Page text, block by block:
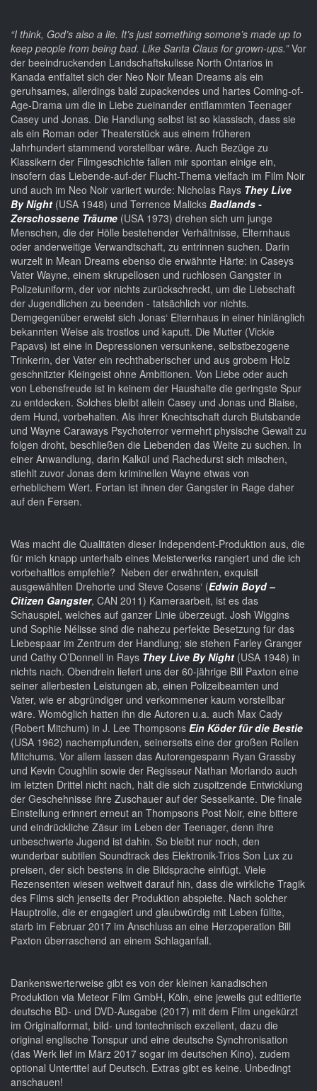
“I think, God’s also a lie. It’s just something somone’s made up to
keep people from being bad. Like Santa Claus for grown-ups.”Vor
der beeindruckenden Landschaftskulisse North Ontarios in
Kanada entfaltet sich der Neo Noir Mean Dreams als ein
geruhsames, allerdings bald zupackendes und hartes Coming-of-
Age-Drama um die in Liebe zueinander entflammten Teenager
Casey und Jonas. Die Handlung selbst ist so klassisch, dass sie
als ein Roman oder Theaterstück aus einem früheren
Jahrhundert stammend vorstellbar wäre. Auch Bezüge zu
Klassikern der Filmgeschichte fallen mir spontan einige ein,
insofern das Liebende-auf-der Flucht-Thema vielfach im Film Noir
und auch im Neo Noir variiert wurde: Nicholas Rays They Live
By Night (USA 1948) und Terrence Malicks Badlands -
Zerschossene Träume (USA 1973) drehen sich um junge
Menschen, die der Hölle bestehender Verhältnisse, Elternhaus
oder anderweitige Verwandtschaft, zu entrinnen suchen. Darin
wurzelt in Mean Dreams ebenso die erwähnte Härte: in Caseys
Vater Wayne, einem skrupellosen und ruchlosen Gangster in
Polizeiuniform, der vor nichts zurückschreckt, um die Liebschaft
der Jugendlichen zu beenden - tatsächlich vor nichts.
Demgegenüber erweist sich Jonas‘ Elternhaus in einer hinlänglich
bekannten Weise als trostlos und kaputt. Die Mutter (Vickie
Papavs) ist eine in Depressionen versunkene, selbstbezogene
Trinkerin, der Vater ein rechthaberischer und aus grobem Holz
geschnitzter Kleingeist ohne Ambitionen. Von Liebe oder auch
von Lebensfreude ist in keinem der Haushalte die geringste Spur
zu entdecken. Solches bleibt allein Casey und Jonas und Blaise,
dem Hund, vorbehalten. Als ihrer Knechtschaft durch Blutsbande
und Wayne Caraways Psychoterror vermehrt physische Gewalt zu
folgen droht, beschließen die Liebenden das Weite zu suchen. In
einer Anwandlung, darin Kalkül und Rachedurst sich mischen,
stiehlt zuvor Jonas dem kriminellen Wayne etwas von
erheblichem Wert. Fortan ist ihnen der Gangster in Rage daher
auf den Fersen.
Was macht die Qualitäten dieser Independent-Produktion aus, die
für mich knapp unterhalb eines Meisterwerks rangiert und die ich
vorbehaltlos empfehle? Neben der erwähnten, exquisit
ausgewählten Drehorte und Steve Cosens‘ (Edwin Boyd –
Citizen Gangster, CAN 2011) Kameraarbeit, ist es das
Schauspiel, welches auf ganzer Linie überzeugt. Josh Wiggins
und Sophie Nélisse sind die nahezu perfekte Besetzung für das
Liebespaar im Zentrum der Handlung; sie stehen Farley Granger
und Cathy O’Donnell in Rays They Live By Night (USA 1948) in
nichts nach. Obendrein liefert uns der 60-jährige Bill Paxton eine
seiner allerbesten Leistungen ab, einen Polizeibeamten und
Vater, wie er abgründiger und verkommener kaum vorstellbar
wäre. Womöglich hatten ihn die Autoren u.a. auch Max Cady
(Robert Mitchum) in J. Lee Thompsons Ein Köder für die Bestie
(USA 1962) nachempfunden, seinerseits eine der großen Rollen
Mitchums. Vor allem lassen das Autorengespann Ryan Grassby
und Kevin Coughlin sowie der Regisseur Nathan Morlando auch
im letzten Drittel nicht nach, hält die sich zuspitzende Entwicklung
der Geschehnisse ihre Zuschauer auf der Sesselkante. Die finale
Einstellung erinnert erneut an Thompsons Post Noir, eine bittere
und eindrückliche Zäsur im Leben der Teenager, denn ihre
unbeschwerte Jugend ist dahin. So bleibt nur noch, den
wunderbar subtilen Soundtrack des Elektronik-Trios Son Lux zu
preisen, der sich bestens in die Bildsprache einfügt. Viele
Rezensenten wiesen weltweit darauf hin, dass die wirkliche Tragik
des Films sich jenseits der Produktion abspielte. Nach solcher
Hauptrolle, die er engagiert und glaubwürdig mit Leben füllte,
starb im Februar 2017 im Anschluss an eine Herzoperation Bill
Paxton überraschend an einem Schlaganfall.
Dankenswerterweise gibt es von der kleinen kanadischen
Produktion via Meteor Film GmbH, Köln, eine jeweils gut editierte
deutsche BD- und DVD-Ausgabe (2017) mit dem Film ungekürzt
im Originalformat, bild- und tontechnisch exzellent, dazu die
original englische Tonspur und eine deutsche Synchronisation
(das Werk lief im März 2017 sogar im deutschen Kino), zudem
optional Untertitel auf Deutsch. Extras gibt es keine. Unbedingt
anschauen!